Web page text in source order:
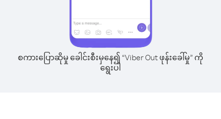
စကားပြောဆိုမှု ခေါင်းစီးမှနေ၍ “Viber Out ဖုန်းခေါ်မှု” ကို
ရွေးပါ